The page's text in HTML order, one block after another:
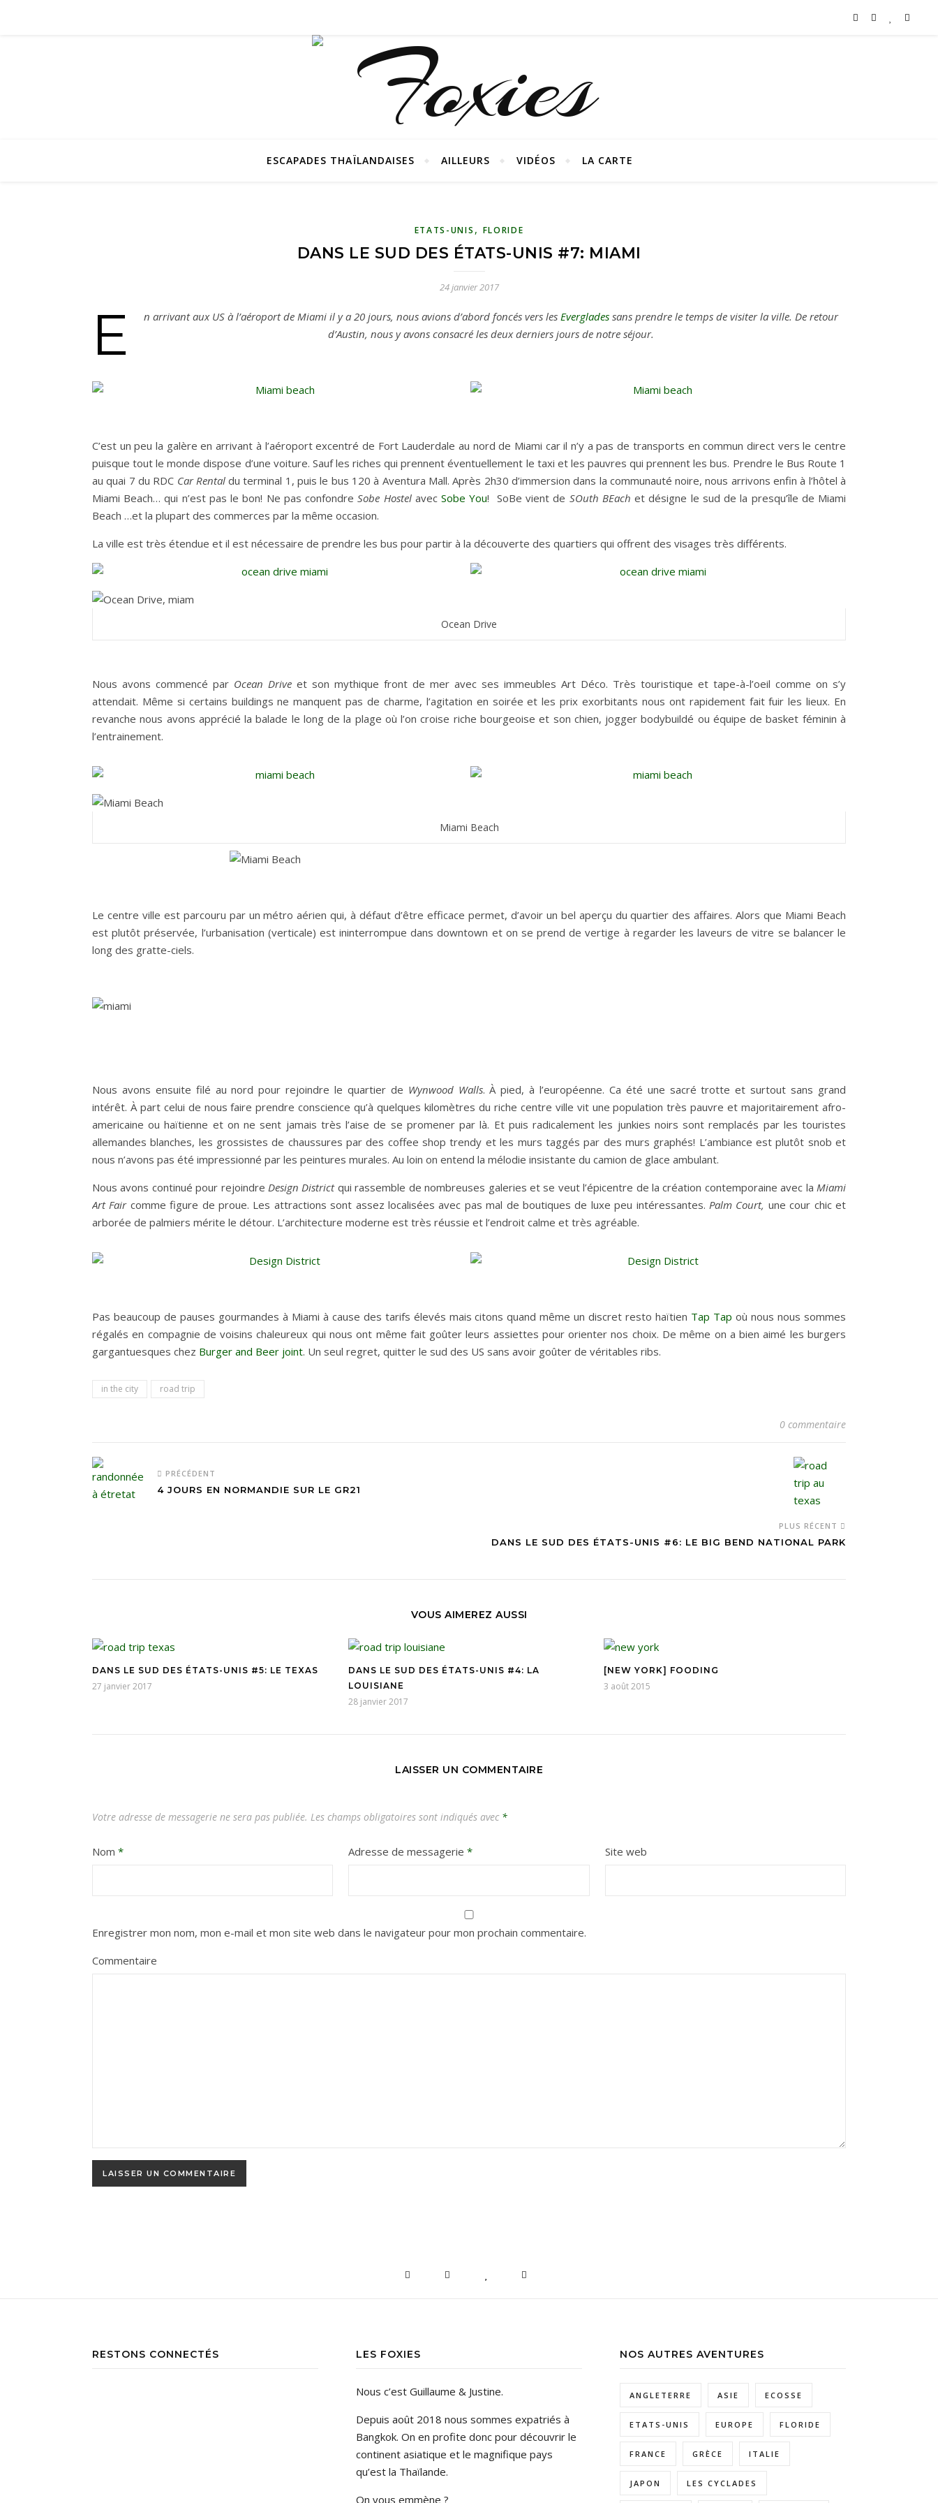
ESCAPADES THAÏLANDAISES AILLEURS VIDÉOS LA CARTE
ETATS-UNIS , FLORIDE
DANS LE SUD DES ÉTATS-UNIS #7: MIAMI
24 janvier 2017
E n arrivant aux US à l’aéroport de Miami il y a 20 jours, nous avions d’abord foncés vers les Evergladessans prendre le temps de visiter la ville. De retour
d’Austin, nous y avons consacré les deux derniers jours de notre séjour.
C’est un peu la galère en arrivant à l’aéroport excentré de Fort Lauderdale au nord de Miami car il n’y a pas de transports en commun direct vers le centre
puisque tout le monde dispose d’une voiture. Sauf les riches qui prennent éventuellement le taxi et les pauvres qui prennent les bus. Prendre le Bus Route 1
au quai 7 du RDC Car Rentaldu terminal 1, puis le bus 120 à Aventura Mall. Après 2h30 d’immersion dans la communauté noire, nous arrivons enfin à l’hôtel à
Miami Beach… qui n’est pas le bon! Ne pas confondreSobe HostelavecSobe You! SoBe vient de SOuth BEach et désigne le sud de la presqu’île de Miami
Beach …et la plupart des commerces par la même occasion.
La ville est très étendue et il est nécessaire de prendre les bus pour partir à la découverte des quartiers qui offrent des visages très différents.
Ocean Drive
Nous avons commencé par Ocean Drive et son mythique front de mer avec ses immeubles Art Déco. Très touristique et tape-à-l’oeil comme on s’y
attendait. Même si certains buildings ne manquent pas de charme, l’agitation en soirée et les prix exorbitants nous ont rapidement fait fuir les lieux. En
revanche nous avons apprécié la balade le long de la plage où l’on croise riche bourgeoise et son chien, jogger bodybuildé ou équipe de basket féminin à
l’entrainement.
Miami Beach
Le centre ville est parcouru par un métro aérien qui, à défaut d’être efficace permet, d’avoir un bel aperçu du quartier des affaires. Alors que Miami Beach
est plutôt préservée, l’urbanisation (verticale) est ininterrompue dans downtown et on se prend de vertige à regarder les laveurs de vitre se balancer le
long des gratte-ciels.
Nous avons ensuite filé au nord pour rejoindre le quartier de Wynwood Walls. À pied, à l’européenne. Ca été une sacré trotte et surtout sans grand
intérêt. À part celui de nous faire prendre conscience qu’à quelques kilomètres du riche centre ville vit une population très pauvre et majoritairement afro-
americaine ou haïtienne et on ne sent jamais très l’aise de se promener par là. Et puis radicalement les junkies noirs sont remplacés par les touristes
allemandes blanches, les grossistes de chaussures par des coffee shop trendy et les murs taggés par des murs graphés! L’ambiance est plutôt snob et
nous n’avons pas été impressionné par les peintures murales. Au loin on entend la mélodie insistante du camion de glace ambulant.
Nous avons continué pour rejoindreDesign Districtqui rassemble de nombreuses galeries et se veut l’épicentre de la création contemporaine avec laMiami
Art Faircomme figure de proue. Les attractions sont assez localisées avec pas mal de boutiques de luxe peu intéressantes.Palm Court, une cour chic et
arborée de palmiers mérite le détour. L’architecture moderne est très réussie et l’endroit calme et très agréable.
Pas beaucoup de pauses gourmandes à Miami à cause des tarifs élevés mais citons quand même un discret resto haïtien Tap Tap où nous nous sommes
régalés en compagnie de voisins chaleureux qui nous ont même fait goûter leurs assiettes pour orienter nos choix. De même on a bien aimé les burgers
gargantuesques chez Burger and Beer joint. Un seul regret, quitter le sud des US sans avoir goûter de véritables ribs.
in the city road trip
0 commentaire
PRÉCÉDENT
4 JOURS EN NORMANDIE SUR LE GR21
PLUS RÉCENT
DANS LE SUD DES ÉTATS-UNIS #6: LE BIG BEND NATIONAL PARK
VOUS AIMEREZ AUSSI
DANS LE SUD DES ÉTATS-UNIS #5: LE TEXAS
27 janvier 2017
DANS LE SUD DES ÉTATS-UNIS #4: LA
LOUISIANE
28 janvier 2017
[NEW YORK] FOODING
3 août 2015
LAISSER UN COMMENTAIRE
Votre adresse de messagerie ne sera pas publiée. Les champs obligatoires sont indiqués avec *
Nom * Adresse de messagerie* Site web
Enregistrer mon nom, mon e-mail et mon site web dans le navigateur pour mon prochain commentaire.
Commentaire
RESTONS CONNECTÉS LES FOXIES
Nous c’est Guillaume & Justine.
Depuis août 2018 nous sommes expatriés à
Bangkok. On en profite donc pour découvrir le
continent asiatique et le magnifique pays
qu’est la Thaïlande.
On vous emmène ?
NOS AUTRES AVENTURES
ANGLETERRE ASIE ECOSSE
ETATS-UNIS EUROPE FLORIDE
FRANCE GRÈCE ITALIE
JAPON LES CYCLADES